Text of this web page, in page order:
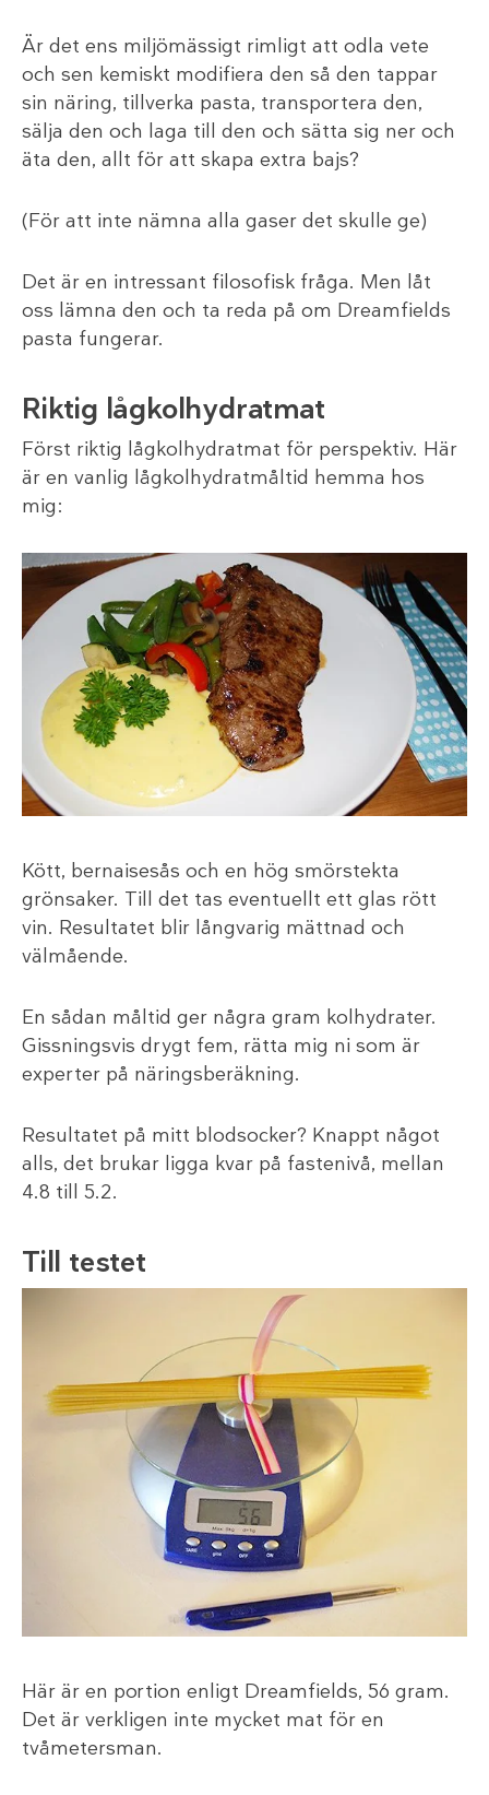
Är det ens miljömässigt rimligt att odla vete
och sen kemiskt modifiera den så den tappar
sin näring, tillverka pasta, transportera den,
sälja den och laga till den och sätta sig ner och
äta den, allt för att skapa extra bajs?
(För att inte nämna alla gaser det skulle ge)
Det är en intressant filosofisk fråga. Men låt
oss lämna den och ta reda på om Dreamfields
pasta fungerar.
Riktig lågkolhydratmat
Först riktig lågkolhydratmat för perspektiv. Här
är en vanlig lågkolhydratmåltid hemma hos
mig:
Kött, bernaisesås och en hög smörstekta
grönsaker. Till det tas eventuellt ett glas rött
vin. Resultatet blir långvarig mättnad och
välmående.
En sådan måltid ger några gram kolhydrater.
Gissningsvis drygt fem, rätta mig ni som är
experter på näringsberäkning.
Resultatet på mitt blodsocker? Knappt något
alls, det brukar ligga kvar på fastenivå, mellan
4.8 till 5.2.
Till testet
Här är en portion enligt Dreamfields, 56 gram.
Det är verkligen inte mycket mat för en
tvåmetersman.